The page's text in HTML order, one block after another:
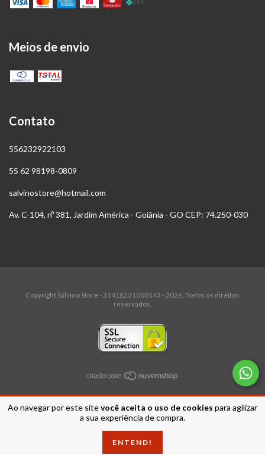
Ao navegar por este sitevocê aceita o uso de cookies para agilizar
a sua experiência de compra.
ENTENDI
Meios de envio
Contato
556232922103
55 62 98198-0809
salvinostore@hotmail.com
Av. C-104, nº 381, Jardim América - Goiânia - GO CEP: 74.250-030
Copyright Salvino Store - 31418231000143 - 2026. Todos os direitos
reservados.